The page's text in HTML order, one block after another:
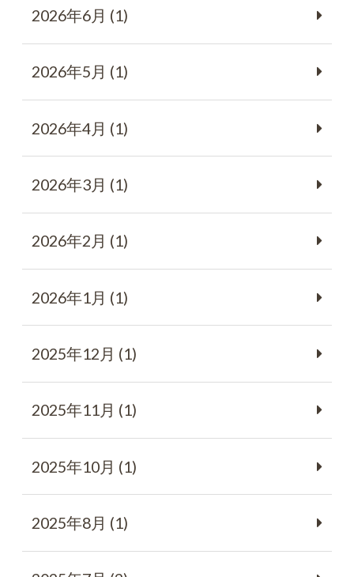
2026年6月 (1)
2026年5月 (1)
2026年4月 (1)
2026年3月 (1)
2026年2月 (1)
2026年1月 (1)
2025年12月 (1)
2025年11月 (1)
2025年10月 (1)
2025年8月 (1)